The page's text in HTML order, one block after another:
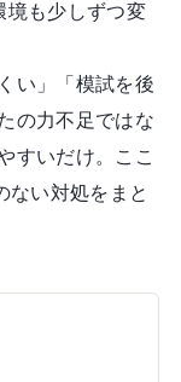
境も少しずつ変
い」「模試を後
の力不足ではな
すいだけ。ここ
ない対処をまと